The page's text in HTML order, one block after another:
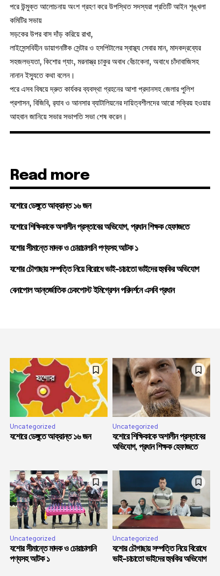
পরে উন্মুক্ত আলোচনায় অংশ গ্রহণ করে উপস্থিত সদস্যরা প্রতিটি আইন শৃঙ্খলা
কমিটির সভায়
সড়কের উপর বাস দাঁড় করিয়ে রাখা,
লাইসেন্সবিহীন ডায়াগনষ্টিক সেন্টার ও হসপিটালের স্বাস্থ্য সেবার মান, মাদকদ্রব্যের
সহজলভ্যতা, কিশোর গ্যাং, মরনাস্ত্র চাকুর অবাধ বেঁচাকেনা, অবাধে চাঁদাবাজিসহ
নানান ইস্যুতে কথা বলেন।
পরে এসব বিষয়ে দ্রুত কার্যকর ব্যবস্থা গ্রহনের আশা প্রদানসহ জেলার পুলিশ
প্রশাসন, বিজিবি, র‌্যাব ও আনসার ব্যাটালিয়নের দায়িত্বশীলদের আরো সক্রিয় হওয়ার
আহবান জানিয়ে সভার সভাপতি সভা শেষ করেন।
Read more
যশোরে ডেঙ্গুতে আক্রান্ত ১৬ জন
যশোরে শিক্ষিকাকে অশালীন প্রস্তাবের অভিযোগ, প্রধান শিক্ষক হেফাজতে
যশোর সীমান্তে মাদক ও চোরাচালানি পণ্যসহ আটক ১
যশোর চৌগাছায় সম্পত্তি নিয়ে বিরোধে ভাই-চাচাতো ভাইদের হুমকির অভিযোগ
বেনাপোল আন্তর্জাতিক চেকপোস্ট ইমিগ্রেশন পরিদর্শনে এসবি প্রধান
Uncategorized
যশোরে ডেঙ্গুতে আক্রান্ত ১৬ জন
Uncategorized
যশোরে শিক্ষিকাকে অশালীন প্রস্তাবের
অভিযোগ, প্রধান শিক্ষক হেফাজতে
Uncategorized
যশোর সীমান্তে মাদক ও চোরাচালানি
পণ্যসহ আটক ১
Uncategorized
যশোর চৌগাছায় সম্পত্তি নিয়ে বিরোধে
ভাই-চাচাতো ভাইদের হুমকির অভিযোগ